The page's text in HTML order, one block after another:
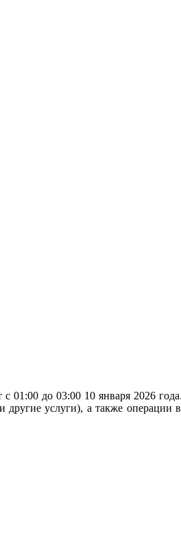
01:00 до 03:00 10 января 2026
услуги), а также